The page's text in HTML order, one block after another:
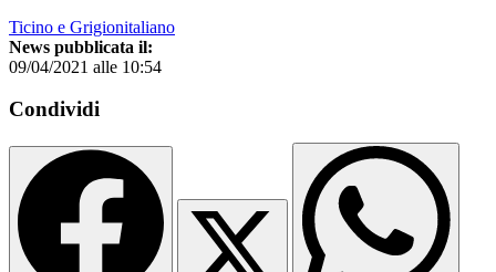
Ticino e Grigionitaliano
News pubblicata il:
09/04/2021 alle 10:54
Condividi